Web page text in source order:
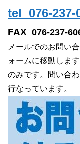
tel 076-237-
FAX 076-237-
メールでのお問い
ォームに移動しま
のみです。問い合
行なっています。